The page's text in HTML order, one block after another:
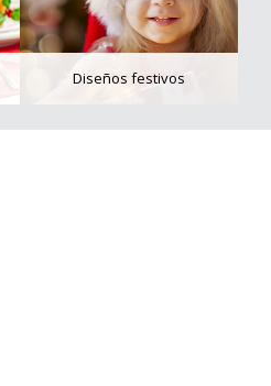
Diseños festivos